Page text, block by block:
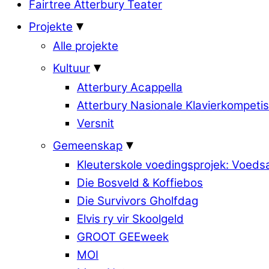
Fairtree Atterbury Teater
Projekte
Alle projekte
Kultuur
Atterbury Acappella
Atterbury Nasionale
Versnit
Gemeenskap
Kleuterskole voedingsprojek:
Die Bosveld & Koffiebos
Die Survivors Gholfdag
Elvis ry vir Skoolgeld
GROOT GEEweek
MOI